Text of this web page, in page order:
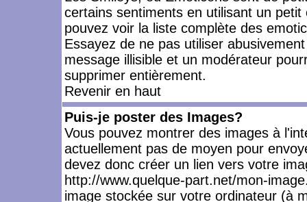
certains sentiments en utilisant un
pouvez voir la liste complète des
Essayez de ne pas utiliser
message illisible et un modérateur
supprimer entièrement.
Revenir en haut
Puis-je poster des Images?
Vous pouvez montrer des images à
actuellement pas de moyen pour
devez donc créer un lien vers votre
http://www.quelque-part.net/mon-
image stockée sur votre ordinateur (à